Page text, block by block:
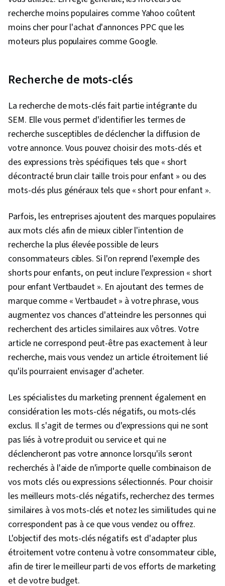
recherche moins populaires comme Yahoo coûtent
moins cher pour l'achat d'annonces PPC que les
moteurs plus populaires comme Google.
Recherche de mots-clés
La recherche de mots-clés fait partie intégrante du
SEM. Elle vous permet d'identifier les termes de
recherche susceptibles de déclencher la diffusion de
votre annonce. Vous pouvez choisir des mots-clés et
des expressions très spécifiques tels que « short
décontracté brun clair taille trois pour enfant » ou des
mots-clés plus généraux tels que « short pour enfant ».
Parfois, les entreprises ajoutent des marques populaires
aux mots clés afin de mieux cibler l'intention de
recherche la plus élevée possible de leurs
consommateurs cibles. Si l'on reprend l'exemple des
shorts pour enfants, on peut inclure l'expression « short
pour enfant Vertbaudet ». En ajoutant des termes de
marque comme « Vertbaudet » à votre phrase, vous
augmentez vos chances d'atteindre les personnes qui
recherchent des articles similaires aux vôtres. Votre
article ne correspond peut-être pas exactement à leur
recherche, mais vous vendez un article étroitement lié
qu'ils pourraient envisager d'acheter.
Les spécialistes du marketing prennent également en
considération les mots-clés négatifs, ou mots-clés
exclus. Il s'agit de termes ou d'expressions qui ne sont
pas liés à votre produit ou service et qui ne
déclencheront pas votre annonce lorsqu'ils seront
recherchés à l'aide de n'importe quelle combinaison de
vos mots clés ou expressions sélectionnés. Pour choisir
les meilleurs mots-clés négatifs, recherchez des termes
similaires à vos mots-clés et notez les similitudes qui ne
correspondent pas à ce que vous vendez ou offrez.
L'objectif des mots-clés négatifs est d'adapter plus
étroitement votre contenu à votre consommateur cible,
afin de tirer le meilleur parti de vos efforts de marketing
et de votre budget.